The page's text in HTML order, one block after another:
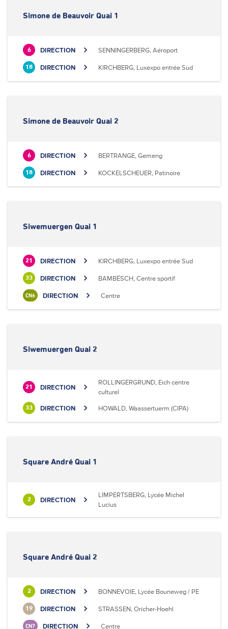
Simone de Beauvoir Quai 1
6 DIRECTION SENNINGERBERG, Aéroport
18 DIRECTION KIRCHBERG, Luxexpo entrée Sud
Simone de Beauvoir Quai 2
6 DIRECTION BERTRANGE, Gemeng
18 DIRECTION KOCKELSCHEUER, Patinoire
Siwemuergen Quai 1
21 DIRECTION KIRCHBERG, Luxexpo entrée Sud
33 DIRECTION BAMBËSCH, Centre sportif
CN6 DIRECTION Centre
Siwemuergen Quai 2
21 DIRECTION
ROLLINGERGRUND, Eich centre
culturel
33 DIRECTION HOWALD, Waassertuerm (CIPA)
Square André Quai 1
2 DIRECTION
LIMPERTSBERG, Lycée Michel
Lucius
Square André Quai 2
2 DIRECTION BONNEVOIE, Lycée Bouneweg / PE
19 DIRECTION STRASSEN, Oricher-Hoehl
CN7 DIRECTION Centre